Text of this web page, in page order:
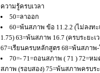
ความรู้ครบเวลา
50=ลาออก
60=พ้นสภาพ ข้อ 11.2.2 (ไม่ลงท
1.75) 63=พ้นสภาพ 16.7 (ครบระยะ
67=เรียนครบหลักสูตร 68=พ้นสภา
70=- 71=ถอนสภาพ ( 71 ) 72=
สภาพ (รอบสอง) 75=พ้นสภาพครบ